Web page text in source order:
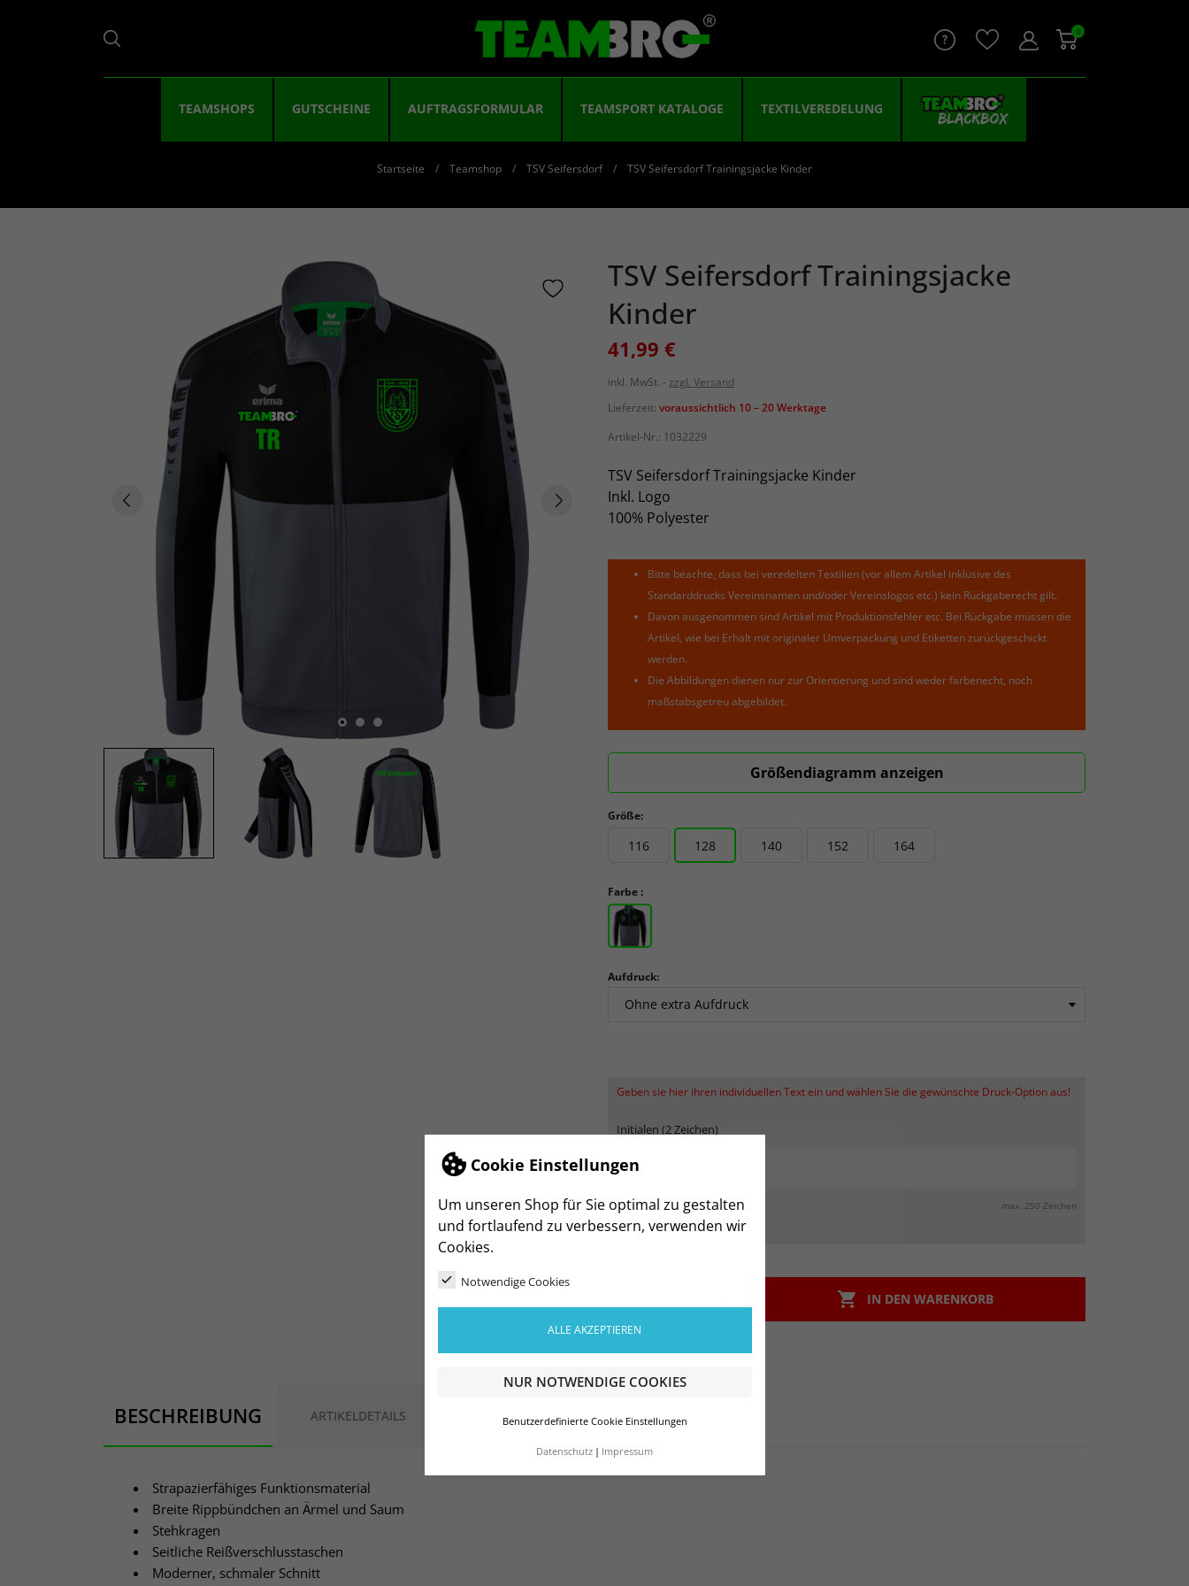
Cookie Einstellungen
Um unseren Shop für Sie optimal zu gestalten
und fortlaufend zu verbessern, verwenden wir
Cookies.
Notwendige Cookies
ALLE AKZEPTIEREN
NUR NOTWENDIGE COOKIES
Benutzerdefinierte Cookie Einstellungen
Datenschutz Impressum
0
TEAMSHOPS GUTSCHEINE AUFTRAGSFORMULAR TEAMSPORT KATALOGE TEXTILVEREDELUNG
Startseite Teamshop TSV Seifersdorf TSV Seifersdorf Trainingsjacke Kinder
TSV Seifersdorf Trainingsjacke
Kinder
41,99 €
inkl. MwSt.
zzgl. Versand
Lieferzeit: voraussichtlich 10 – 20 Werktage
Artikel-Nr.: 1032229
TSV Seifersdorf Trainingsjacke Kinder
Inkl. Logo
100% Polyester
Bitte beachte, dass bei veredelten Textilien (vor allem Artikel inklusive des
Standarddrucks Vereinsnamen und/oder Vereinslogos etc.) kein Rückgaberecht gilt.
Davon ausgenommen sind Artikel mit Produktionsfehler etc. Bei Rückgabe müssen die
Artikel, wie bei Erhalt mit originaler Umverpackung und Etiketten zurückgeschickt
werden.
Die Abbildungen dienen nur zur Orientierung und sind weder farbenecht, noch
maßstabsgetreu abgebildet.
Größendiagramm anzeigen
Größe:
116 128 140 152 164
Farbe :
Aufdruck:
Geben sie hier ihren individuellen Text ein und wählen Sie die gewünschte Druck-Option aus!
Initialen (2 Zeichen)
max. 250 Zeichen
 IN DEN WARENKORB
BESCHREIBUNG ARTIKELDETAILS
Strapazierfähiges Funktionsmaterial
Breite Rippbündchen an Ärmel und Saum
Stehkragen
Seitliche Reißverschlusstaschen
Moderner, schmaler Schnitt